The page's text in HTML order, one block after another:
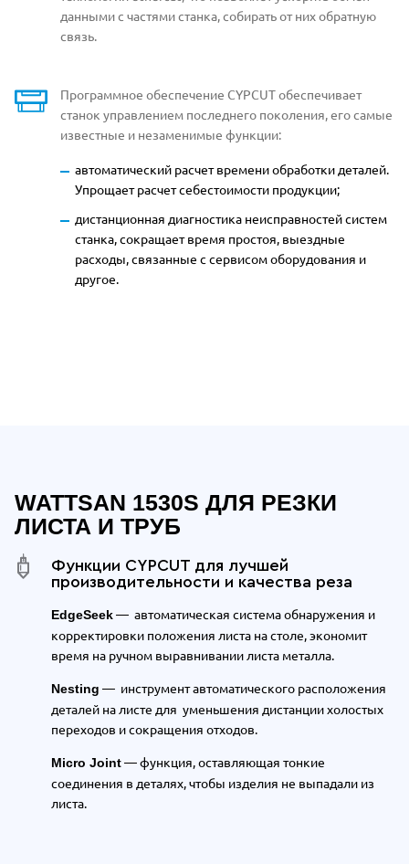
данными с частями станка, собирать от них обратную
связь.
Программное обеспечение СYPCUT обеспечивает
станок управлением последнего поколения, его самые
известные и незаменимые функции:
автоматический расчет времени обработки деталей.
Упрощает расчетсебестоимости продукции;
дистанционная диагностика неисправностей систем
станка, сокращает время простоя, выездные
расходы, связанные с сервисом оборудования и
другое.
WATTSAN 1530S ДЛЯ РЕЗКИ
ЛИСТА И ТРУБ
Функции СYPCUT для лучшей
производительности и качества реза
EdgeSeek— автоматическая система обнаружения и
корректировки положения листа на столе, экономит
время на ручном выравнивании листа металла.
Nesting — инструмент автоматического расположения
деталей на листе для уменьшения дистанции холостых
переходов и сокращения отходов.
Micro Joint— функция, оставляющая тонкие
соединения в деталях, чтобы изделия не выпадали из
листа.